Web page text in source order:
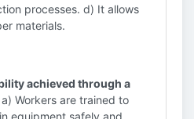
processes. d) It allows
materials.
achieved through a
a) Workers are trained to
equipment safely and